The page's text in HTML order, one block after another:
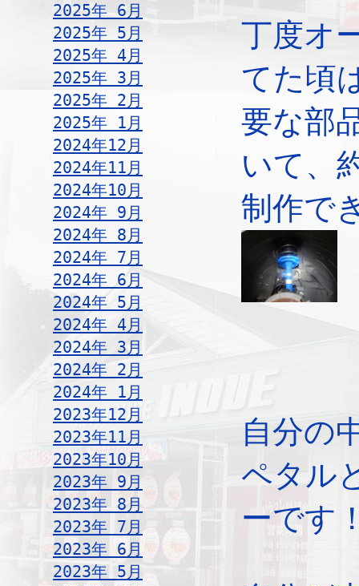
2025年 6月
2025年 5月
2025年 4月
2025年 3月
2025年 2月
2025年 1月
2024年12月
2024年11月
2024年10月
2024年 9月
2024年 8月
2024年 7月
2024年 6月
2024年 5月
2024年 4月
2024年 3月
2024年 2月
2024年 1月
2023年12月
2023年11月
2023年10月
2023年 9月
2023年 8月
2023年 7月
2023年 6月
2023年 5月
丁度オ
てた頃
要な部
いて、
制作で
自分の
ペタル
ーです